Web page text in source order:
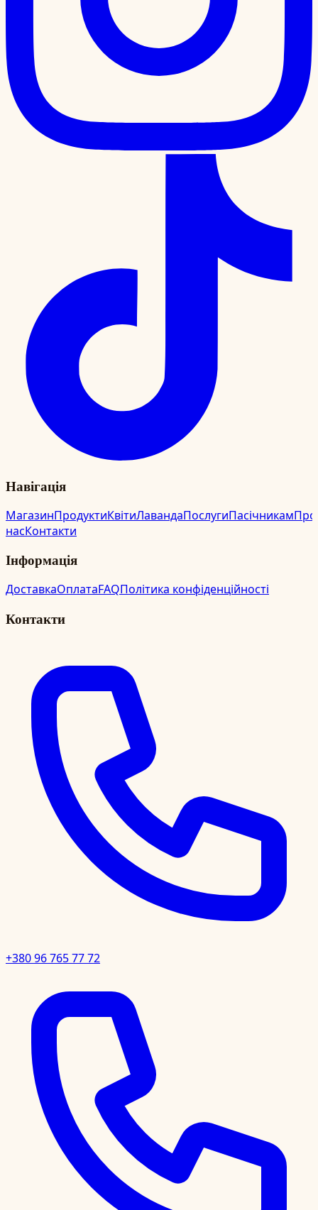
Навігація
МагазинПродуктиКвітиЛавандаПослугиПасічникамПро
насКонтакти
Інформація
ДоставкаОплатаFAQПолітика конфіденційності
Контакти
+380 96 765 77 72